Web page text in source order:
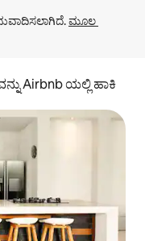
ಮೂಲ
Airbnb ಯಲ್ಲಿ ಹಾಕಿ